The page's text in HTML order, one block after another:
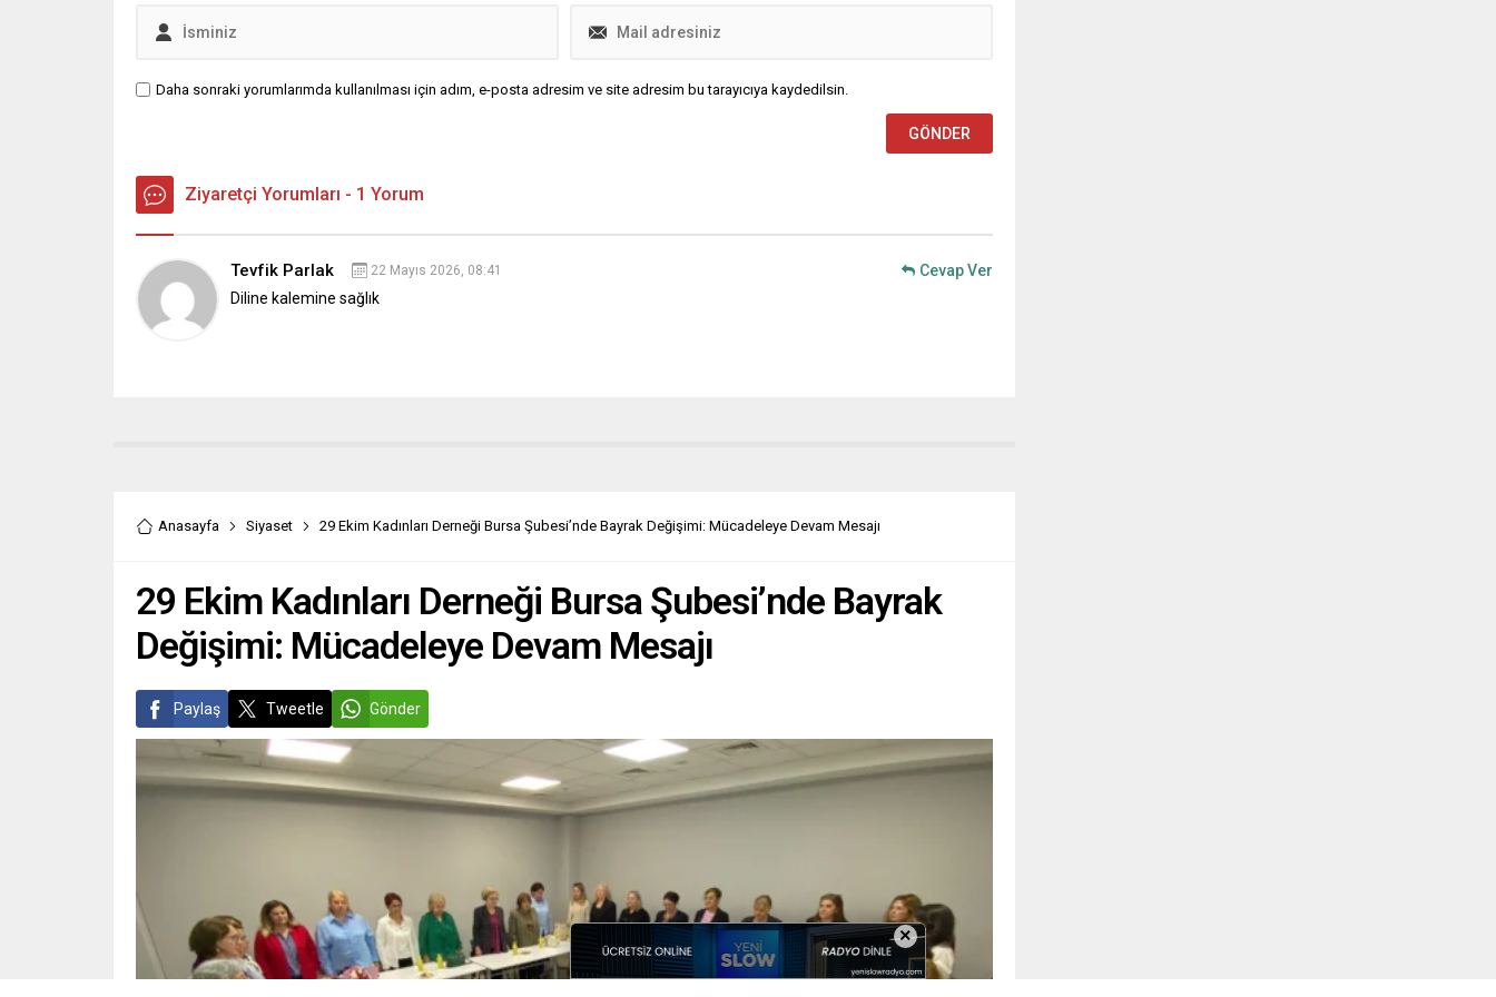
Daha sonraki yorumlarımda kullanılması için adım, e-posta adresim ve site adresim bu tarayıcıya kaydedilsin.
Ziyaretçi Yorumları - 1 Yorum
Tevfik Parlak 22 Mayıs 2026, 08:41
Diline kalemine sağlık
Cevap Ver
Anasayfa Siyaset 29 Ekim Kadınları Derneği Bursa Şubesi’nde Bayrak Değişimi: Mücadeleye Devam Mesajı
29 Ekim Kadınları Derneği Bursa Şubesi’nde Bayrak
Değişimi: Mücadeleye Devam Mesajı
Paylaş Tweetle Gönder
×